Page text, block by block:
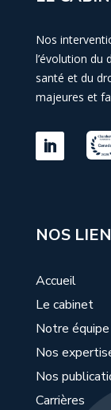
Nos
l’évolution du
santé et du
majeures et
NOS
Accueil
Le cabinet
Notre équipe
Nos
Nos
Carrières